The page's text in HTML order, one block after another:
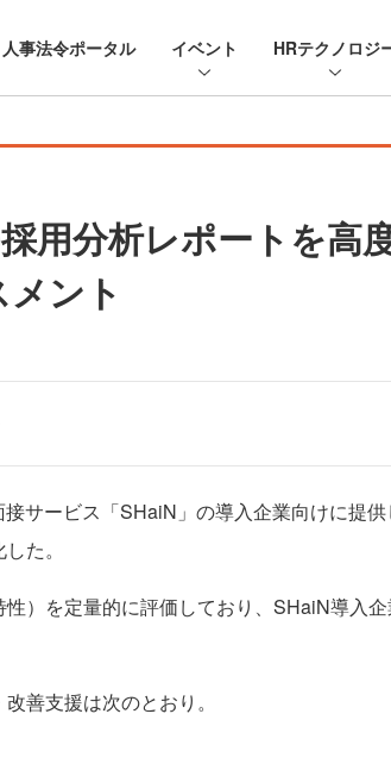
人事法令ポータル イベント HRテクノロジ
採用分析レポートを
ント
サービス「SHaiN」の導入企業向けに提
た。
）を定量的に評価しており、SHaiN導入
善支援は次のとおり。